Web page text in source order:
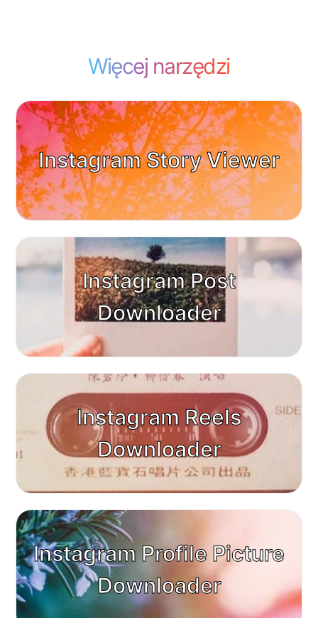
Więcej narzędzi
Instagram Story Viewer
Instagram Post
Downloader
Instagram Reels
Downloader
Instagram Profile Picture
Downloader